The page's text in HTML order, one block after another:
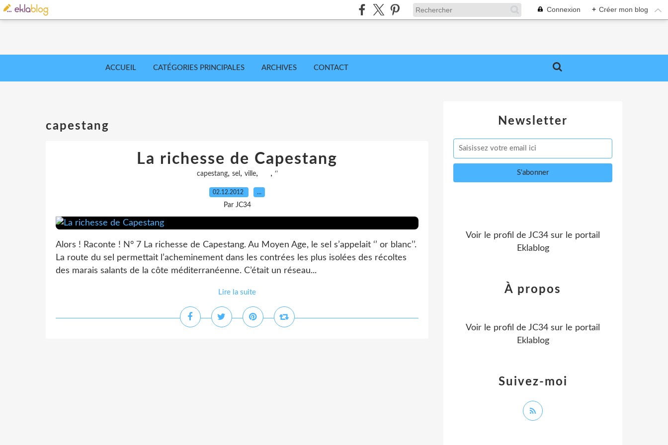
Connexion + Créer mon blog
ACCUEIL CATÉGORIES PRINCIPALES ARCHIVES CONTACT
capestang
La richesse de Capestang
capestang, sel, ville, , ‘’
02.12.2012 …
Par JC34
Alors ! Raconte ! N° 7 La richesse de Capestang. Au Moyen Age, le sel s’appelait ‘’ or blanc’’.
La route du sel permettait l’acheminement dans les contrées les plus isolées des récoltes
des marais salants de la côte méditerranéenne. C’était un réseau...
Lire la suite
Newsletter
Voir le profil de JC34 sur le portail
Eklablog
Suivez-moi
À propos
Voir le profil de JC34 sur le portail
Eklablog